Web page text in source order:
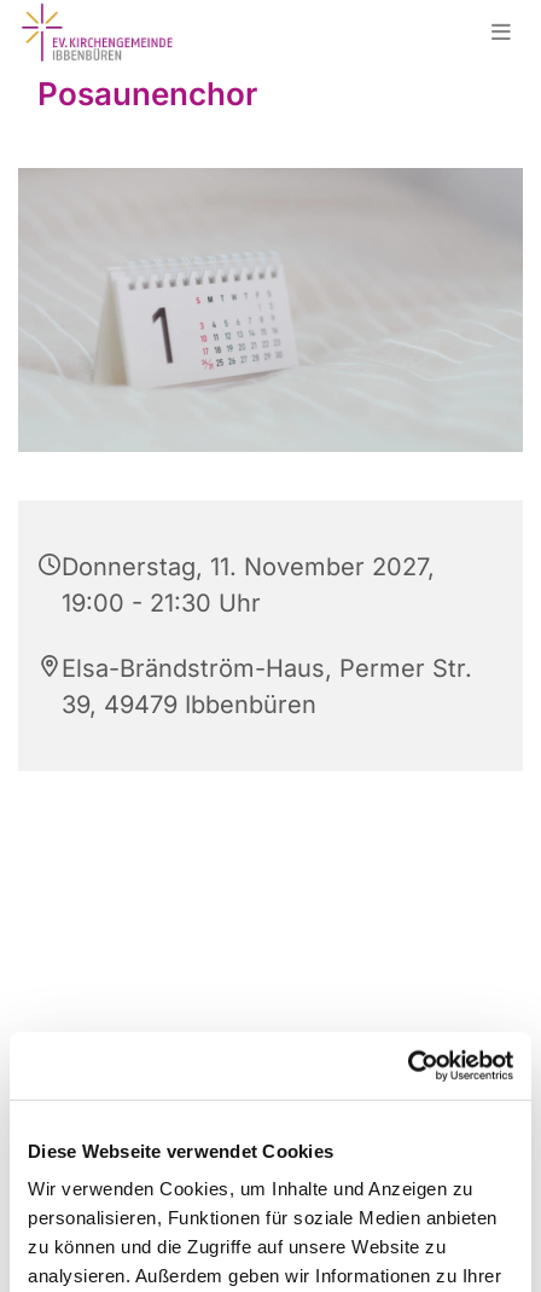
Diese Webseite verwendet Cookies
Wir verwenden Cookies, um Inhalte und Anzeigen zu
personalisieren, Funktionen für soziale Medien anbieten
zu können und die Zugriffe auf unsere Website zu
analysieren. Außerdem geben wir Informationen zu Ihrer
Posaunenchor
Donnerstag, 11. November 2027,
19:00 - 21:30 Uhr
Elsa-Brändström-Haus, Permer Str.
39, 49479 Ibbenbüren